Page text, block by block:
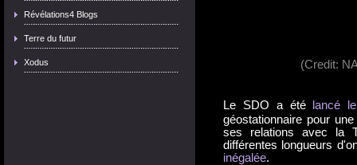
Révélations4 Blogs
Terre du futur
Xodus (Credit:
Le SDO a été
lancé
géostationnaire pour
ses relations avec la
différentes longueurs
inégalée.